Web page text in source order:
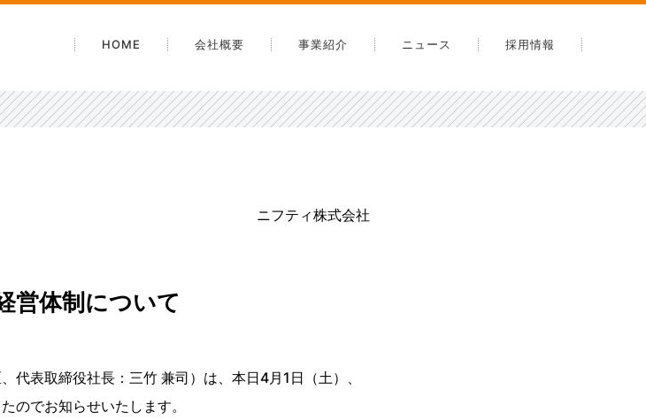
HOME 会社概要
沿革
事業紹介 ニュース 採用情報
ニフティ株式会社
営体制について
代表取締役社長：三竹 兼司）は、本日4月1日（土）、
のでお知らせいたします。